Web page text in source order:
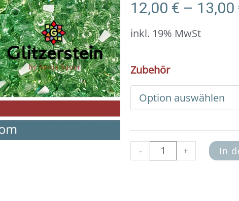
12,00 € – 13,00
inkl. 19% MwSt
Zubehör
-
DIY
Armband
Basic
Set
Swarovski
mm
(peridot)
Menge
+ In